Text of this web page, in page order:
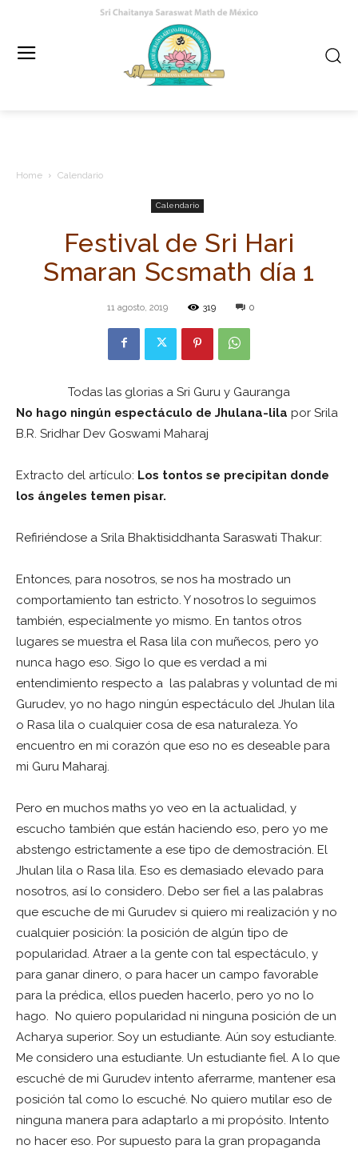
Home Calendario
Calendario
Festival de Sri Hari
Smaran Scsmath día 1
11 agosto, 2019 319 0
Todas las glorias a Sri Guru y Gauranga
No hago ningún espectáculo de Jhulana-lila por Srila
B.R. Sridhar Dev Goswami Maharaj
Extracto del artículo: Los tontos se precipitan donde
los ángeles temen pisar.
Refiriéndose a Srila Bhaktisiddhanta Saraswati Thakur:
Entonces, para nosotros, se nos ha mostrado un
comportamiento tan estricto. Y nosotros lo seguimos
también, especialmente yo mismo. En tantos otros
lugares se muestra el Rasa lila con muñecos, pero yo
nunca hago eso. Sigo lo que es verdad a mi
entendimiento respecto a las palabras y voluntad de mi
Gurudev, yo no hago ningún espectáculo del Jhulan lila
o Rasa lila o cualquier cosa de esa naturaleza. Yo
encuentro en mi corazón que eso no es deseable para
mi Guru Maharaj.
Pero en muchos maths yo veo en la actualidad, y
escucho también que están haciendo eso, pero yo me
abstengo estrictamente a ese tipo de demostración. El
Jhulan lila o Rasa lila. Eso es demasiado elevado para
nosotros, así lo considero. Debo ser fiel a las palabras
que escuche de mi Gurudev si quiero mi realización y no
cualquier posición: la posición de algún tipo de
popularidad. Atraer a la gente con tal espectáculo, y
para ganar dinero, o para hacer un campo favorable
para la prédica, ellos pueden hacerlo, pero yo no lo
hago. No quiero popularidad ni ninguna posición de un
Acharya superior. Soy un estudiante. Aún soy estudiante.
Me considero una estudiante. Un estudiante fiel. A lo que
escuché de mi Gurudev intento aferrarme, mantener esa
posición tal como lo escuché. No quiero mutilar eso de
ninguna manera para adaptarlo a mi propósito. Intento
no hacer eso. Por supuesto para la gran propaganda